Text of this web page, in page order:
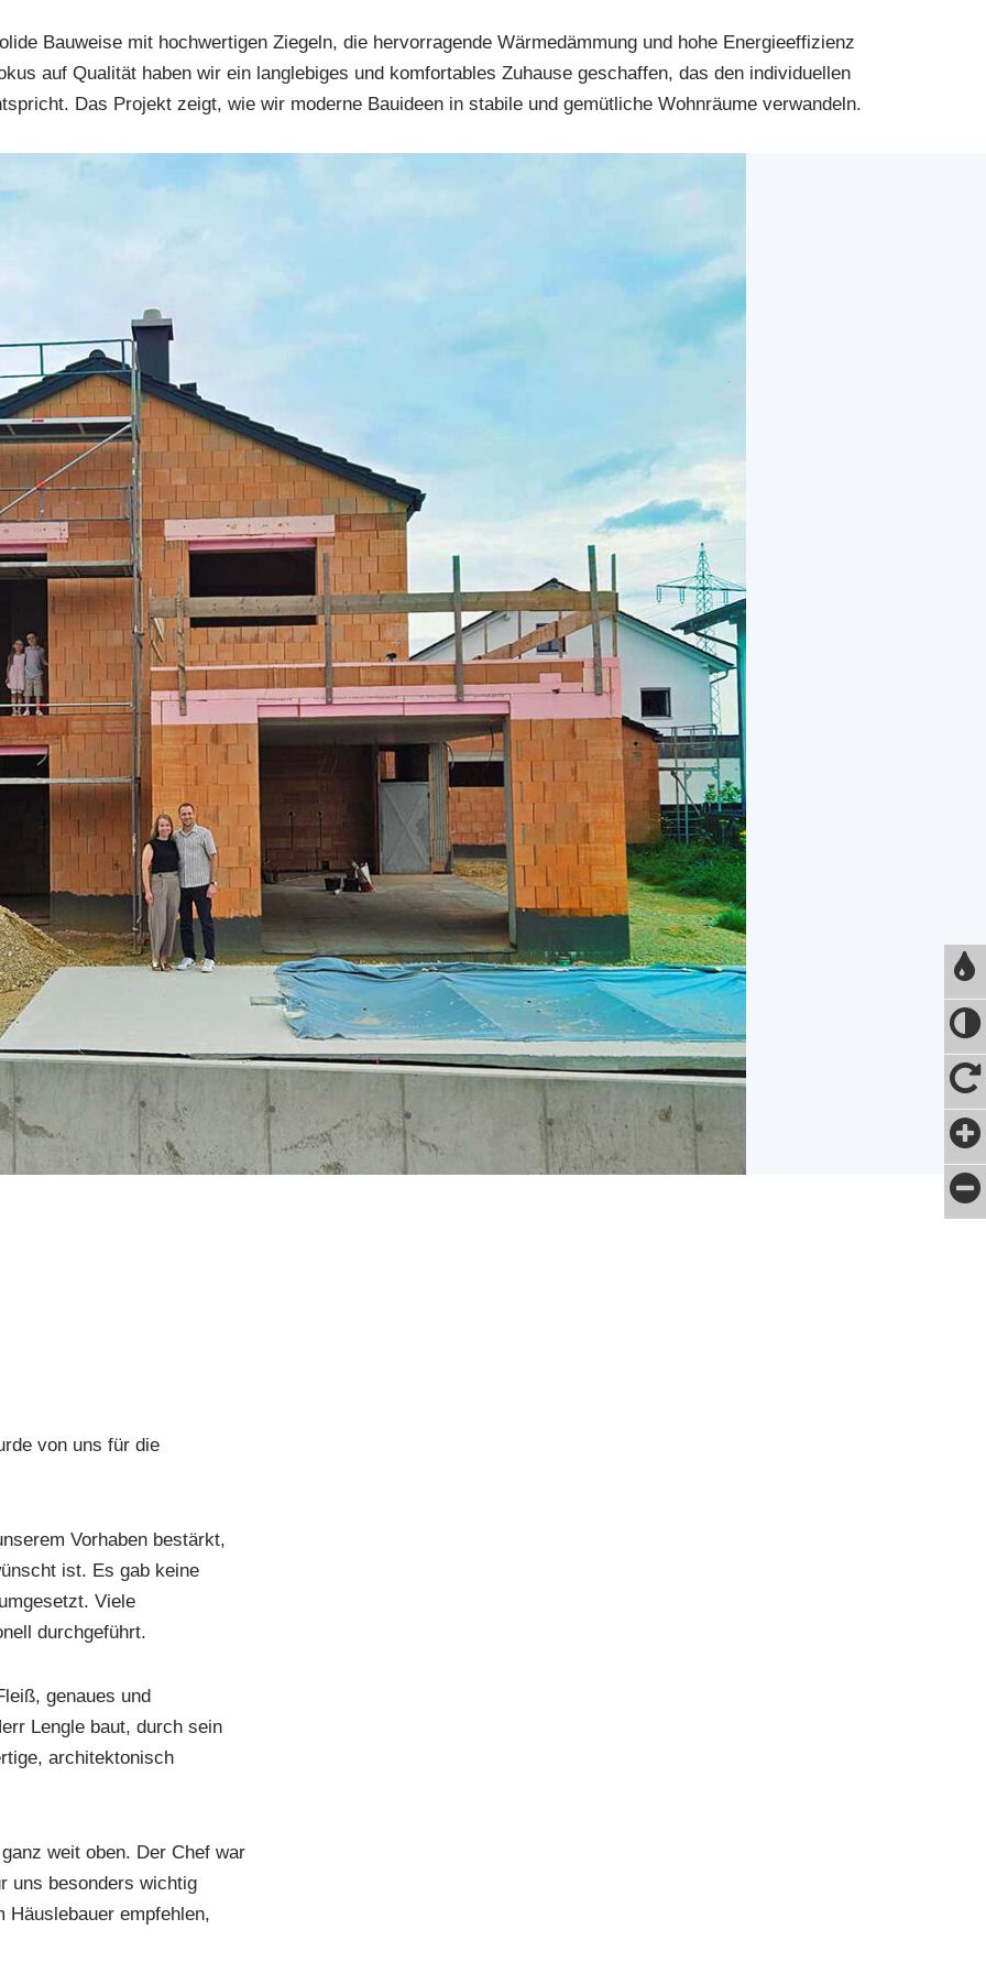
Bauweise mit hochwertigen Ziegeln, die hervorragende Wärmedämmung und hohe Energieeffizienz
auf Qualität haben wir ein langlebiges und komfortables Zuhause geschaffen, das den individuellen
Das Projekt zeigt, wie wir moderne Bauideen in stabile und gemütliche Wohnräume verwandeln.
von uns für die
Vorhaben bestärkt,
ist. Es gab keine
Viele
durchgeführt.
genaues und
Lengle baut, durch sein
architektonisch
weit oben. Der Chef war
uns besonders wichtig
Häuslebauer empfehlen,